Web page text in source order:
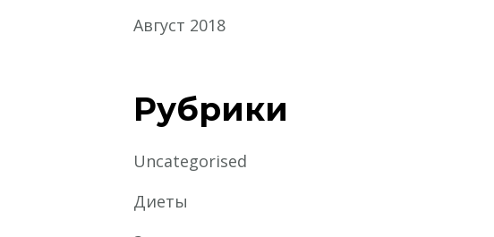
Август 2018
Рубрики
Uncategorised
Диеты